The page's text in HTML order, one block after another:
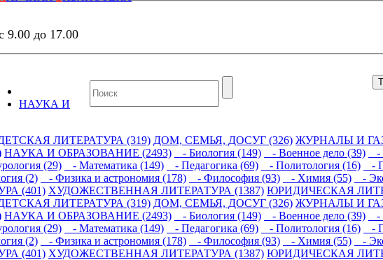
9.00 до 17.00
НАУКА И
ЛИТЕРАТУРА (319) ДОМ, СЕМЬЯ, ДОСУГ (326) ЖУРНАЛЫ И
НАУКА И ОБРАЗОВАНИЕ (2493) - Биология (149) - Военное дело (39) -
(29) - Математика (149) - Педагогика (69) - Политология (16) -
(2) - Физика и астрономия (178) - Философия (93) - Химия (55) -
(401) ХУДОЖЕСТВЕННАЯ ЛИТЕРАТУРА (1387) ЮРИДИЧЕСКАЯ
ЛИТЕРАТУРА (319) ДОМ, СЕМЬЯ, ДОСУГ (326) ЖУРНАЛЫ И
НАУКА И ОБРАЗОВАНИЕ (2493) - Биология (149) - Военное дело (39) -
(29) - Математика (149) - Педагогика (69) - Политология (16) -
(2) - Физика и астрономия (178) - Философия (93) - Химия (55) -
(401) ХУДОЖЕСТВЕННАЯ ЛИТЕРАТУРА (1387) ЮРИДИЧЕСКАЯ